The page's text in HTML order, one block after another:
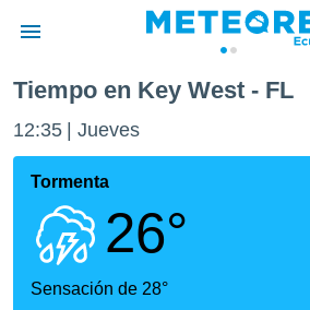
de
ha
para
que se
calidad.
a este
Tiempo en Key West - FL
12:35 Jueves
Tormenta
26°
Sensación de 28°